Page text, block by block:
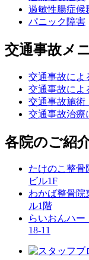
過敏性腸症候
パニック障害
交通事故メ
交通事故によ
交通事故によ
交通事故施術
交通事故治療
各院のご紹
たけのこ整骨
ビル1F
わかば整骨院
ル1階
らいおんハー
18-11